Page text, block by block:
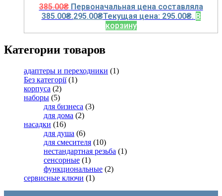
385.00₴ Первоначальная цена составляла
385.00₴.295.00₴Текущая цена: 295.00₴. В
корзину
Категории товаров
адаптеры и переходники (1)
Без категорії (1)
корпуса (2)
наборы (5)
для бизнеса (3)
для дома (2)
насадки (16)
для душа (6)
для смесителя (10)
нестандартная резьба (1)
сенсорные (1)
функциональные (2)
сервисные ключи (1)